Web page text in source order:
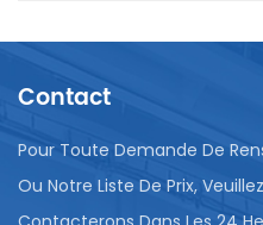
bouteilles en plastique
solutions éco-
et l'empreinte
machines de
Contact
Pour Toute Demande De
Ou Notre Liste De Prix,